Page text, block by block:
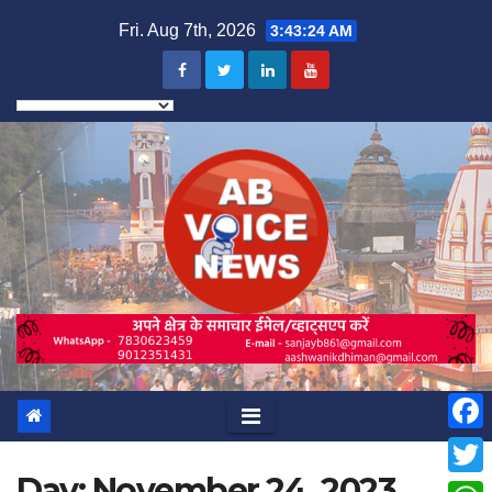
Fri. Aug 7th, 2026 3:43:25 AM
F
a